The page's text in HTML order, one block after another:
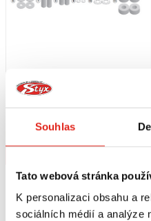
Souhlas
Tato webová stránka
K personalizaci obsahu a
sociálních médií a analýze
1 209 Kč s DPH
Prohlédli jste